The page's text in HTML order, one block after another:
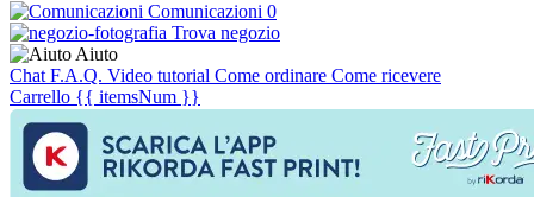
Comunicazioni 0
Trova negozio
Aiuto
Chat F.A.Q. Video tutorial Come ordinare Come ricevere
Carrello {{ itemsNum }}